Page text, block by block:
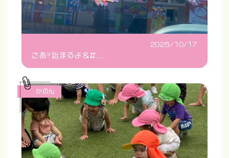
2025/10/17
さあ‼️始まるよ&#...
かのん